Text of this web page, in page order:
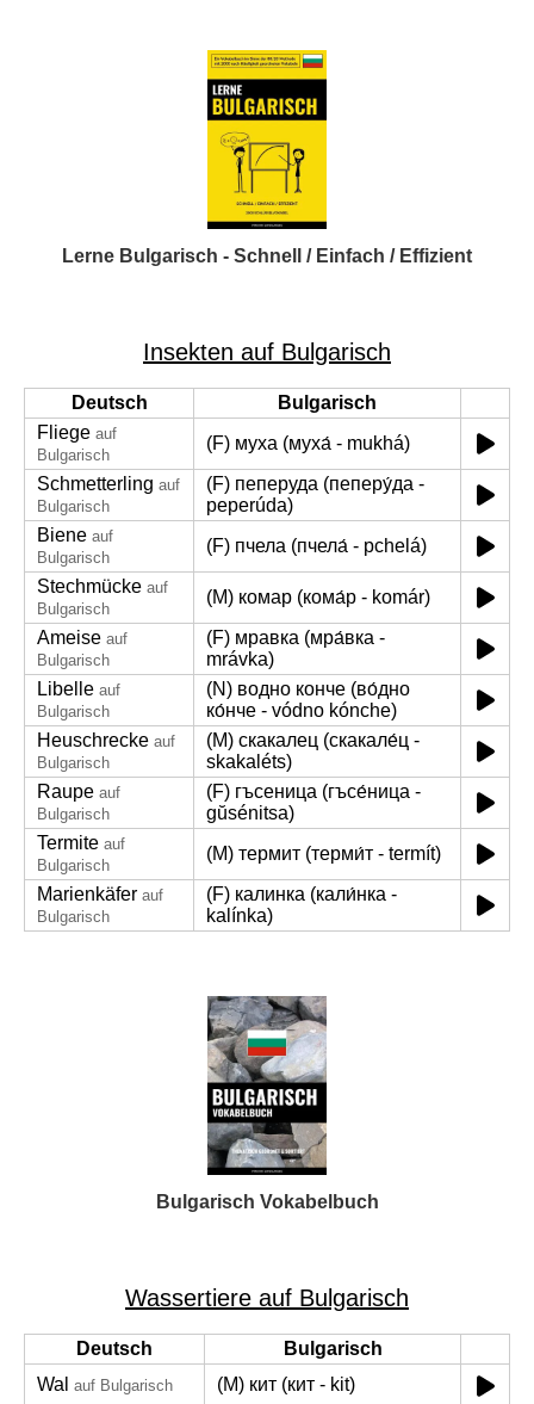
Lerne Bulgarisch - Schnell / Einfach / Effizient
Insekten auf Bulgarisch
Deutsch
Bulgarisch
Fliege auf
Bulgarisch
(F) муха (муха́ - mukhá)
Schmetterling auf
Bulgarisch
(F) пеперуда (пеперу́да -
peperúda)
Biene auf
Bulgarisch
(F) пчела (пчела́ - pchelá)
Stechmücke auf
Bulgarisch
(M) комар (кома́р - komár)
Ameise auf
Bulgarisch
(F) мравка (мра́вка -
mrávka)
Libelle auf
Bulgarisch
(N) водно конче (во́дно
ко́нче - vódno kónche)
Heuschrecke auf
Bulgarisch
(M) скакалец (скакале́ц -
skakaléts)
Raupe auf
Bulgarisch
(F) гъсеница (гъсе́ница -
gŭsénitsa)
Termite auf
Bulgarisch
(M) термит (терми́т - termít)
Marienkäfer auf
Bulgarisch
(F) калинка (кали́нка -
kalínka)
Bulgarisch Vokabelbuch
Wassertiere auf Bulgarisch
Deutsch
Bulgarisch
Wal auf Bulgarisch (M) кит (кит - kit)